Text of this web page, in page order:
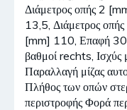
Διάμετρος οπής 2
13,5, Διάμετρος
[mm] 110, Επαφή
βαθμοί rechts,
Παραλλαγή μίζας
Πλήθος των οπών
περιστροφής Φορά